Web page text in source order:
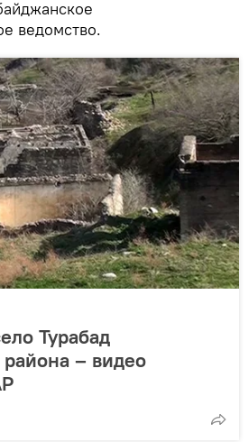
ведомство.
Турабад
района – видео